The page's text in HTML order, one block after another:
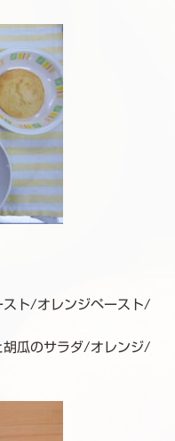
スト/オレンジペースト/
胡瓜のサラダ/オレンジ/